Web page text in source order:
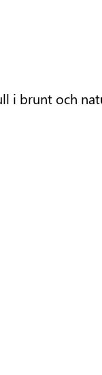
i brunt och